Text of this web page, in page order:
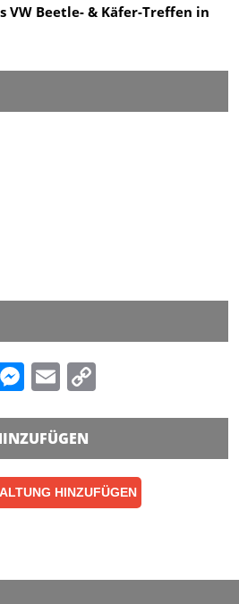
VW Beetle- & Käfer-Treffen in
Messenger
Email
HINZUFÜGEN